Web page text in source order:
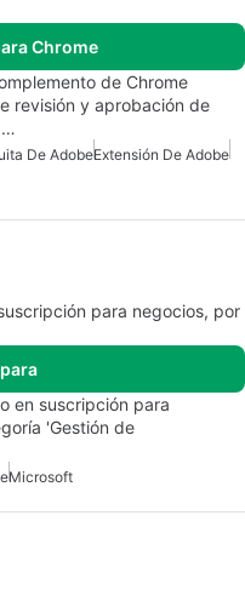
Chrome
de Chrome
revisión y aprobación de
De AdobeExtensión De Adobe
para negocios, por
en suscripción para
'Gestión de
Microsoft